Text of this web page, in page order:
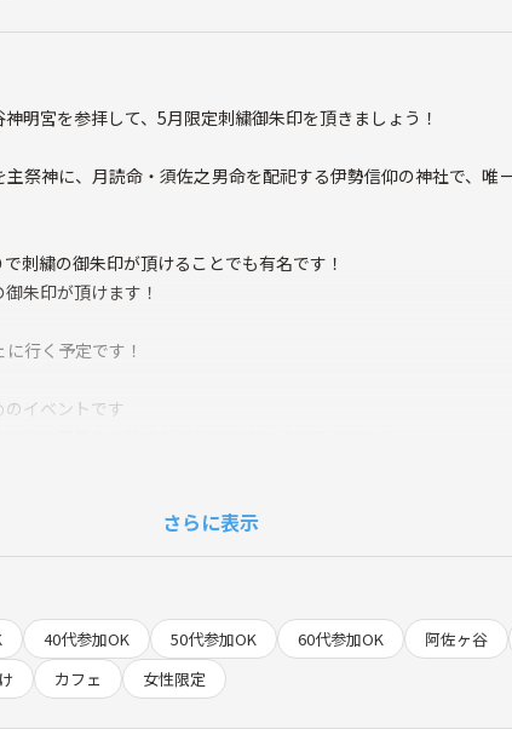
明宮を参拝して、5月限定刺繍御朱印を頂きましょう！
祭神に、月読命・須佐之男命を配祀する伊勢信仰の神社で、唯
刺繍の御朱印が頂けることでも有名です！
朱印が頂けます！
行く予定です！
イベントです
めください
ますのであらかじめご了承ください
さらに表示
40代参加OK 50代参加OK 60代参加OK 阿佐ヶ谷
カフェ 女性限定